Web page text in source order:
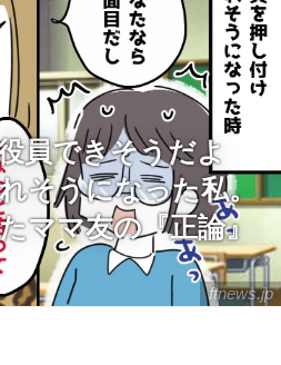
ftnews.jp
員できそうだよ
そうになった私。
ママ友の『正論』